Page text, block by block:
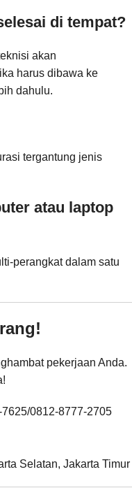
di tempat?
akan
harus dibawa ke
dahulu.
tergantung jenis
atau laptop
perangkat dalam satu
pekerjaan Anda.
7625/0812-8777-2705
Selatan, Jakarta Timur